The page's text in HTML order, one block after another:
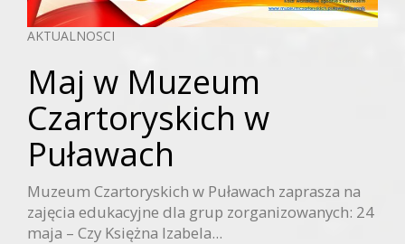
AKTUALNOSCI
Maj w Muzeum
Czartoryskich w
Puławach
Muzeum Czartoryskich w Puławach zaprasza na
zajęcia edukacyjne dla grup zorganizowanych: 24
maja – Czy Księżna Izabela...